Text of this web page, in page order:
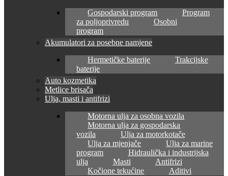
Gospodarski program
Program
za poljoprivredu
Osobni
program
Akumulatori za posebne namjene
Hermetičke baterije
Trakcijske
baterije
Auto kozmetika
Metlice brisača
Ulja, masti i antifrizi
Motorna ulja za osobna vozila
Motorna ulja za gospodarska
vozila
Ulja za motorkotače
Ulja za mjenjače
Ulja za marine
program
Hidraulička i industrijska
ulja
Masti
Antifrizi
Kočione tekućine
Aditivi